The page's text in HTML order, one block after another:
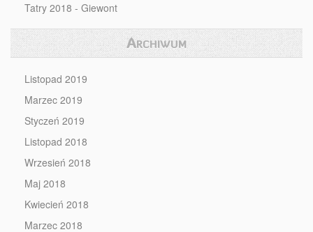
Tatry 2018 - Giewont
Archiwum
Listopad 2019
Marzec 2019
Styczeń 2019
Listopad 2018
Wrzesień 2018
Maj 2018
Kwiecień 2018
Marzec 2018